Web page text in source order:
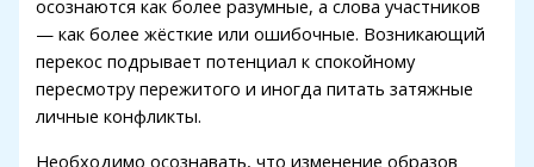
осознаются как более разумные, а слова участников
— как более жёсткие или ошибочные. Возникающий
перекос подрывает потенциал к спокойному
пересмотру пережитого и иногда питать затяжные
личные конфликты.
Необходимо осознавать, что изменение образов